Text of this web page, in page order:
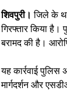
शिवपुरी। जिले के
गिरफ्तार किया
बरामद की है।
यह कार्रवाई
मार्गदर्शन और